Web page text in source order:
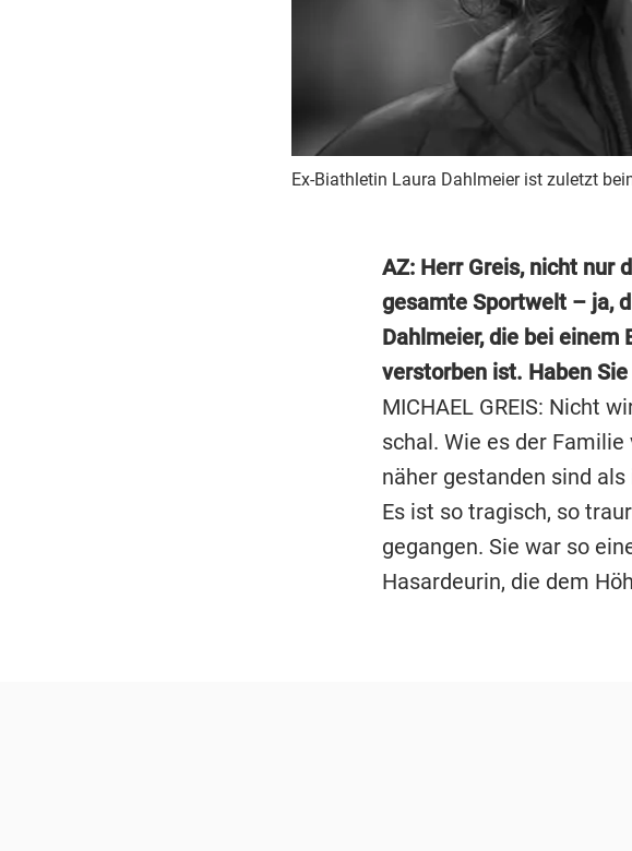
Ex-Biathletin Laura Dahlmeier ist zuletzt
AZ: Herr Greis, nicht nur
gesamte Sportwelt – ja,
Dahlmeier, die bei
verstorben ist. Haben
MICHAEL GREIS: Nicht
schal. Wie es der
näher gestanden sind
Es ist so tragisch, so
gegangen. Sie war so
Hasardeurin, die dem